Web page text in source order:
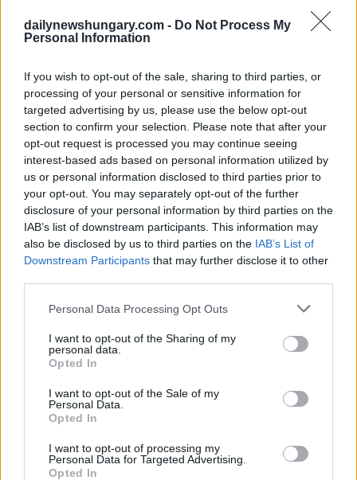
dailynewshungary.com - Do Not Process My
Personal Information
If you wish to opt-out of the sale, sharing to third parties, or
processing of your personal or sensitive information for
targeted advertising by us, please use the below opt-out
section to confirm your selection. Please note that after your
opt-out request is processed you may continue seeing
interest-based ads based on personal information utilized by
us or personal information disclosed to third parties prior to
your opt-out. You may separately opt-out of the further
disclosure of your personal information by third parties on the
IAB’s list of downstream participants. This information may
also be disclosed by us to third parties on the IAB’s List of
Downstream Participants that may further disclose it to other
Please note that this website/app uses one or more Google
not limited to your visit or usage behaviour. You may click to
grant or deny consent to Google and its third-party tags to
use your data for below specified purposes in below Google
consent section.
Personal Data Processing Opt Outs
I want to opt-out of the Sharing of my
personal data.
Opted In
I want to opt-out of the Sale of my
Personal Data.
Opted In
I want to opt-out of processing my
Personal Data for Targeted Advertising.
Opted In
Der Zeitpunkt dieser Entwicklungen könnte im
bevorstehenden Gipfeltreffen zwischen dem ungarischen
Außenminister beteiligten sich an Gesprächen während eines
kürzlichen Treffens in der ukrainischen Region
Transkarpatien und legten damit wahrscheinlich den
Grundstein für Gespräche auf hoher Ebene. Nach diesen
diplomatischen Bemühungen, Außenminister Peter Szijjártó
bestätigteDass “fördernde Fortschritte bei der
Wiederherstellung einer Atmosphäre des Vertrauens zwischen
Ungarn und der Ukraine erzielt wurden, obwohl der Weg vor
uns lang ist und noch viel Arbeit geleistet werden muss”.
Die OTP Bank stand seit Monaten auf der von der
ukrainischen Regierung zusammengestellten Liste der
Kriegssponsoren. Schließlich Kiew
Entfernt
Das ungarische
Finanzinstitut im vergangenen Oktober nach diplomatischen
Auseinandersetzungen zwischen der ungarischen und der
Orbán: Die Ukraine muss eine Pufferzone zwischen
Putin über die erneute Annexion der Ukraine in
Transkarpatien in Ungarn im Tucker-Carlson-Interview
– Details inDIES